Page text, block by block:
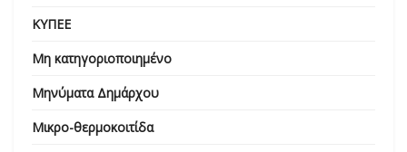
ΚΥΠΕΕ
Μη κατηγοριοποιημένο
Μηνύματα Δημάρχου
Μικρο-θερμοκοιτίδα